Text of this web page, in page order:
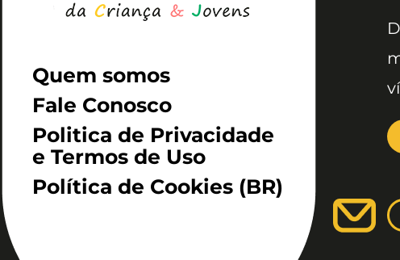
Quem somos
Fale Conosco
Politica de Privacidade
e Termos de Uso
Política de Cookies (BR)